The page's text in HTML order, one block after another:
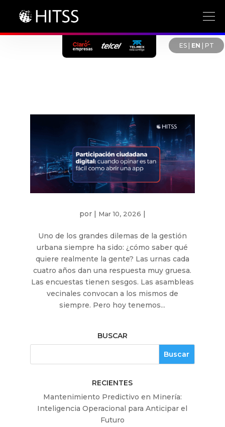
ES| EN PT
por Mar 10, 2026
Uno de los grandes dilemas de la gestión
urbana siempre ha sido: ¿cómo saber qué
quiere realmente la gente? Las urnas cada
cuatro años dan una respuesta muy gruesa.
Las encuestas tienen sesgos. Las asambleas
vecinales convocan a los mismos de
siempre. Pero hoy tenemos...
BUSCAR
RECIENTES
Mantenimiento Predictivo en Minería:
Inteligencia Operacional para Anticipar el
Futuro